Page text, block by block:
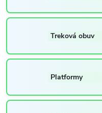
Treková obuv
Platformy